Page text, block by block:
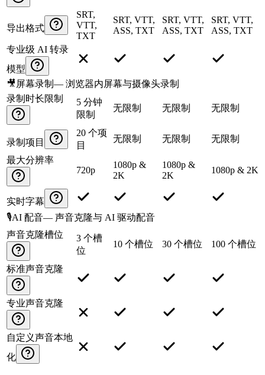
导出格式
SRT,
VTT,
TXT
SRT, VTT,
ASS, TXT
SRT, VTT,
ASS, TXT
SRT, VTT,
ASS, TXT
专业级 AI 转录
模型
🎥 屏幕录制 — 浏览器内屏幕与摄像头录制
录制时长限制
5 分钟
限制
无限制 无限制 无限制
录制项目
20 个项
目
无限制 无限制 无限制
最大分辨率
720p
1080p &
2K
1080p &
2K
1080p & 2K
实时字幕
🎙️AI 配音— 声音克隆与 AI 驱动配音
声音克隆槽位
3 个槽
位
10 个槽位 30 个槽位 100 个槽位
标准声音克隆
专业声音克隆
自定义声音本地
化